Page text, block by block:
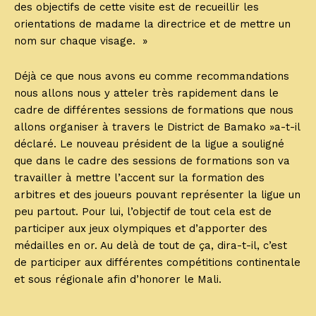
des objectifs de cette visite est de recueillir les
orientations de madame la directrice et de mettre un
nom sur chaque visage. »
Déjà ce que nous avons eu comme recommandations
nous allons nous y atteler très rapidement dans le
cadre de différentes sessions de formations que nous
allons organiser à travers le District de Bamako »a-t-il
déclaré. Le nouveau président de la ligue a souligné
que dans le cadre des sessions de formations son va
travailler à mettre l’accent sur la formation des
arbitres et des joueurs pouvant représenter la ligue un
peu partout. Pour lui, l’objectif de tout cela est de
participer aux jeux olympiques et d’apporter des
médailles en or. Au delà de tout de ça, dira-t-il, c’est
de participer aux différentes compétitions continentale
et sous régionale afin d’honorer le Mali.